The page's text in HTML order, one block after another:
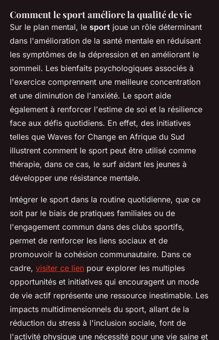
Comment le sport améliore la qualité de vie
Sur le plan mental, le sport joue un rôle déterminant
dans l'amélioration de la santé mentale en réduisant
les symptômes de la dépression et en améliorant le
sommeil. Les bienfaits psychologiques associés à
l'exercice comprennent une meilleure concentration
et une diminution de l'anxiété. Le sport aide
également à renforcer l'estime de soi et la résilience
face aux défis quotidiens. En effet, des initiatives
telles que Waves for Change en Afrique du Sud
illustrent comment le sport peut être utilisé comme
thérapie, dans ce cas, le surf aidant les jeunes à
développer une résistance mentale.
Intégrer le sport dans la routine quotidienne, que ce
soit par le biais de pratiques familiales ou de
l'engagement commun dans des clubs sportifs,
permet de renforcer les liens sociaux et de
promouvoir la cohésion communautaire. Dans ce
cadre, visiter ce lien pour explorer les multiples
opportunités et initiatives qui encouragent un mode
de vie actif représente une ressource inestimable. Les
impacts multidimensionnels du sport, allant de la
réduction du stress à l'inclusion sociale, font de
l'activité physique une nécessité pour une vie saine et